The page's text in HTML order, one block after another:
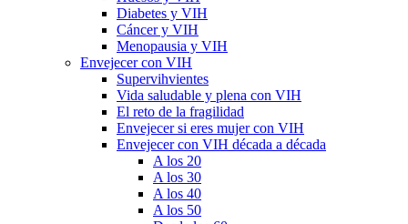
Diabetes y VIH
Cáncer y VIH
Menopausia y VIH
Envejecer con VIH
Supervihvientes
Vida saludable y plena con VIH
El reto de la fragilidad
Envejecer si eres mujer con VIH
Envejecer con VIH década a década
A los 20
A los 30
A los 40
A los 50